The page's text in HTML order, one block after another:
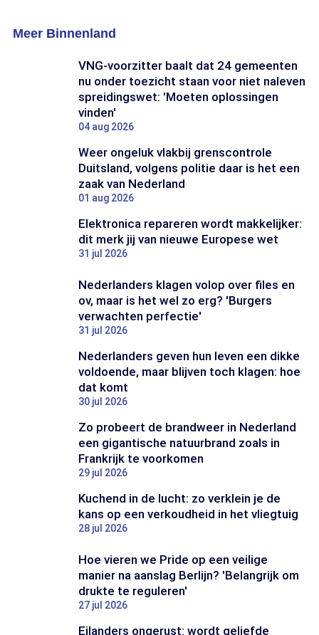
media
Meer Binnenland
VNG-voorzitter baalt dat 24 gemeenten
nu onder toezicht staan voor niet naleven
spreidingswet: 'Moeten oplossingen
vinden'
04 aug 2026
Weer ongeluk vlakbij grenscontrole
Duitsland, volgens politie daar is het een
zaak van Nederland
01 aug 2026
Elektronica repareren wordt makkelijker:
dit merk jij van nieuwe Europese wet
31 jul 2026
Nederlanders klagen volop over files en
ov, maar is het wel zo erg? 'Burgers
verwachten perfectie'
31 jul 2026
Nederlanders geven hun leven een dikke
voldoende, maar blijven toch klagen: hoe
dat komt
30 jul 2026
Zo probeert de brandweer in Nederland
een gigantische natuurbrand zoals in
Frankrijk te voorkomen
29 jul 2026
Kuchend in de lucht: zo verklein je de
kans op een verkoudheid in het vliegtuig
28 jul 2026
Hoe vieren we Pride op een veilige
manier na aanslag Berlijn? 'Belangrijk om
drukte te reguleren'
27 jul 2026
Eilanders ongerust: wordt geliefde